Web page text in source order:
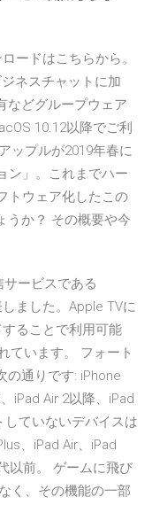
ードはこちらから。
ジネスチャットに加
などグループウェア
10.12以降でご利
ップルが2019年春に
ン」。これまでハー
トウェア化したこの
うか？ その概要や今
ービスである
ました。Apple TVに
ることで利用可能
ています。 ‎フォート
の通りです: iPhone
iPad Air 2以降、iPad
していないデバイスは
、iPad Air、iPad
以前。 ゲームに飛び
く、その機能の一部